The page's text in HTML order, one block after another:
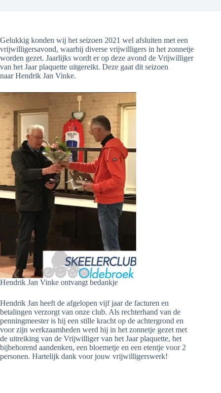
Gelukkig konden wij het seizoen 2021 wel afsluiten met een
vrijwilligersavond, waarbij diverse vrijwilligers in het zonnetje
worden gezet. Jaarlijks wordt er op deze avond de Vrijwilliger
van het Jaar plaquette uitgereikt. Deze gaat dit seizoen
naar Hendrik Jan Vinke.
Hendrik Jan Vinke ontvangt bedankje
Hendrik Jan heeft de afgelopen vijf jaar de facturen en
betalingen verzorgt van onze club. Als rechterhand van de
penningmeester is hij een stille kracht op de achtergrond en
voor zijn werkzaamheden werd hij in het zonnetje gezet met
de uitreiking van de Vrijwilliger van het Jaar plaquette, het
bijbehorend aandenken, een bloemetje en een etentje voor 2
personen. Hartelijk dank voor jouw vrijwilligerswerk!